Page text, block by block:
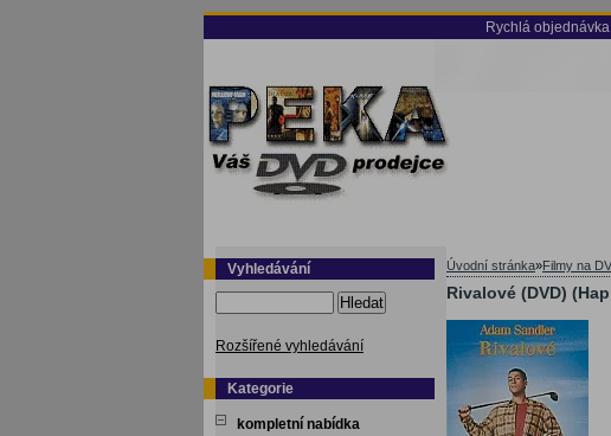
Rychlá objednávka
Vyhledávání
Hledat
Rozšířené vyhledávání
Kategorie
kompletní nabídka
Úvodní stránka»Filmy na
Rivalové (DVD)